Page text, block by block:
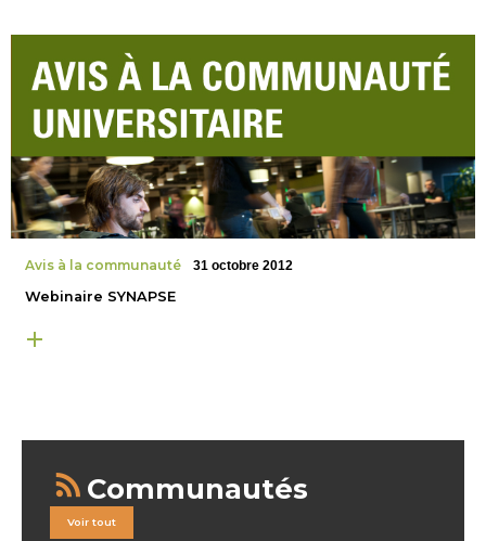
Avis à la communauté 31 octobre 2012
Webinaire SYNAPSE
Communautés
Voir tout